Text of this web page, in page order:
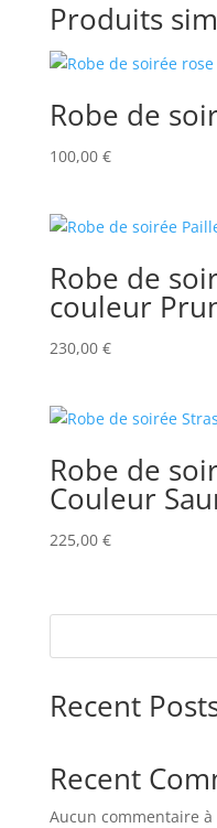
Produits
Robe de
100,00 €
Robe de
couleur
230,00 €
Robe de
Couleur
225,00 €
Recent
Recent
Aucun commentaire